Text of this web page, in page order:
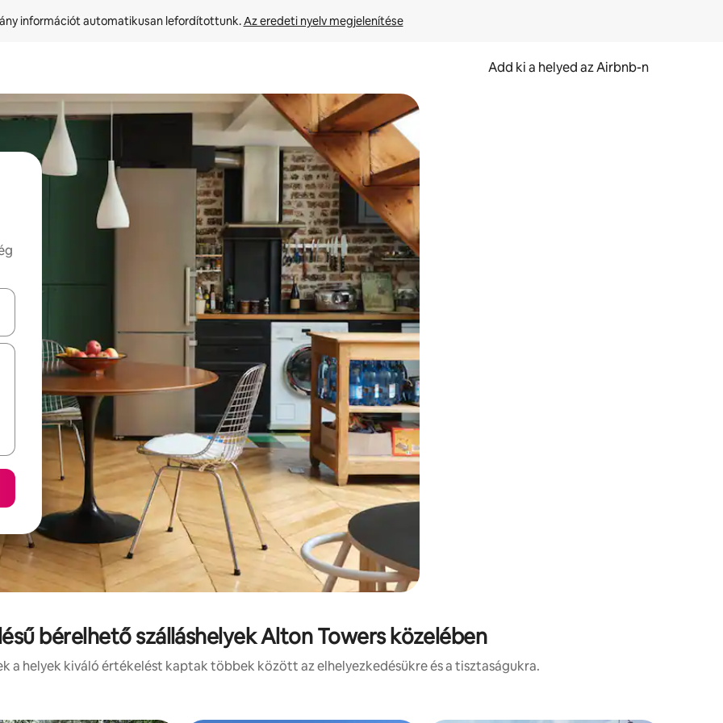
információt automatikusan lefordítottunk. Az eredeti nyelv megjelenítése
Add ki a helyed az Airbnb-n
illetve érintő és lapozó mozdulatokkal is felfedezheted őket.
bérelhető szálláshelyek Alton Towers közelében
a helyek kiváló értékelést kaptak többek között az elhelyezkedésükre és a tisztaságukra.